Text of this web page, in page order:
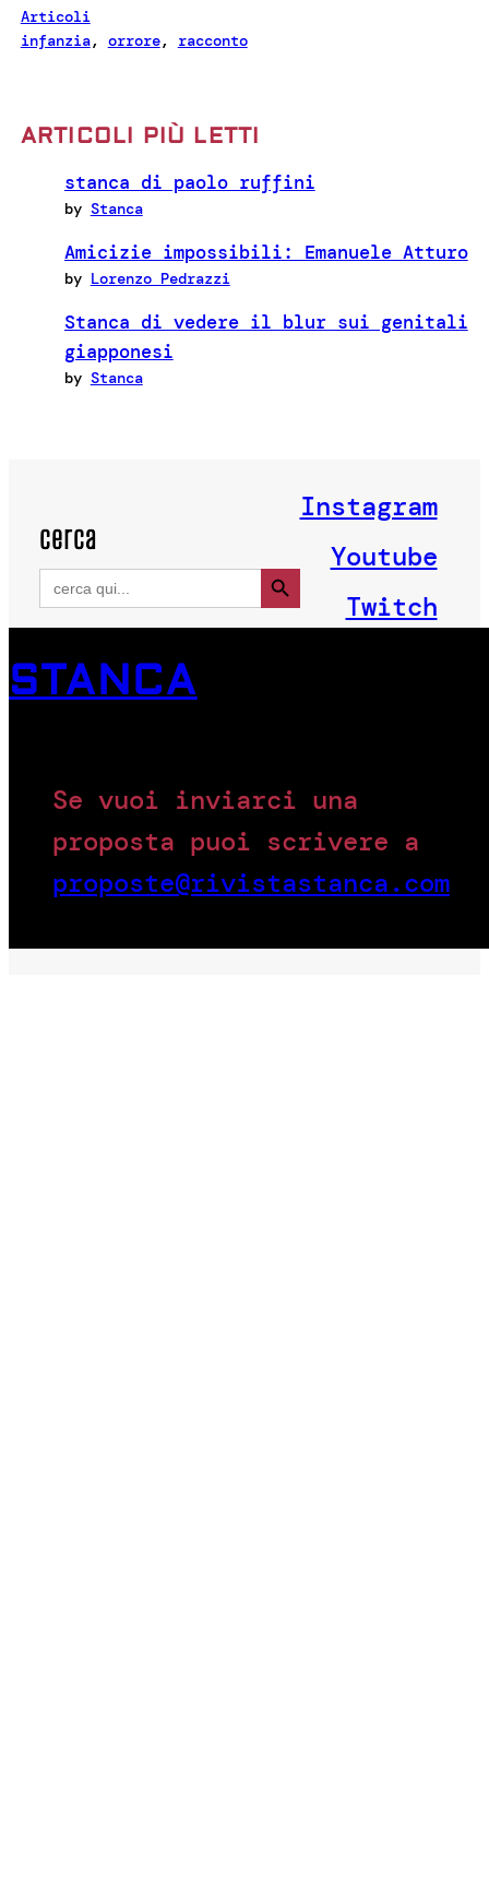
Articoli
infanzia, orrore, racconto
ARTICOLI PIÙ LETTI
stanca di paolo ruffini
by Stanca
Amicizie impossibili: Emanuele Atturo
by Lorenzo Pedrazzi
Stanca di vedere il blur sui genitali
giapponesi
by Stanca
cerca
Search
for:
Search Button
Instagram
Youtube
Twitch
STANCA
Se vuoi inviarci una
proposta puoi scrivere a
proposte@rivistastanca.com